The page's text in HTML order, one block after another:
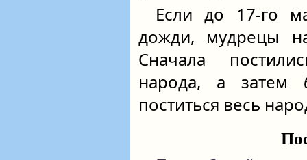
Если до 17‑го
дожди, мудрецы
Сначала
народа, а затем
поститься весь